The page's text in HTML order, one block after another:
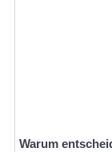
Warum